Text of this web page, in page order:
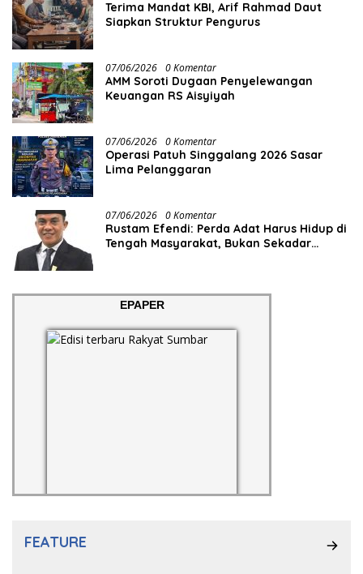
Terima Mandat KBI, Arif Rahmad Daut
Siapkan Struktur Pengurus
07/06/2026 0 Komentar
AMM Soroti Dugaan Penyelewangan
Keuangan RS Aisyiyah
07/06/2026 0 Komentar
Operasi Patuh Singgalang 2026 Sasar
Lima Pelanggaran
07/06/2026 0 Komentar
Rustam Efendi: Perda Adat Harus Hidup di
Tengah Masyarakat, Bukan Sekadar
EPAPER
FEATURE